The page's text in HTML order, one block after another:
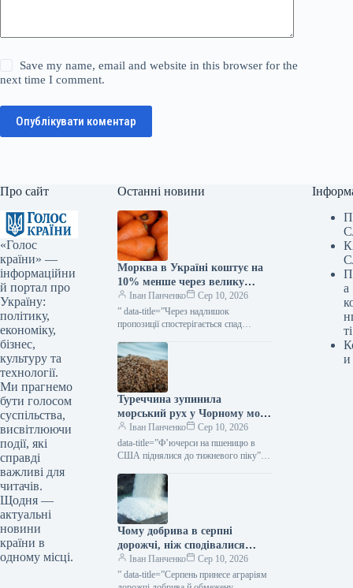
Save my name, email and website in this browser for the
next time I comment.
Опублікувати коментар
Про сайт
«Голос
країни» —
інформаційни
й портал про
Україну:
політику,
економіку,
бізнес,
культуру та
технології.
Ми прагнемо
бути голосом
суспільства,
висвітлюючи
події, які
справді
важливі для
читачів.
Щодня —
актуальні
новини
країни в
одному місці.
Останні новини
Морква в Україні коштує на
10% менше через велику
кількість товару — КУРКУЛЬ
Іван Панченко
Сер 10, 2026
” data-title=”Через надлишок
пропозиції спостерігається спад
url=”https://kurkul.com/news/41876-
cherez-perenasichennya-rinku-
prodavjuye-znijuvatis-tsina-na-morkvu”>
Через надлишок пропозиції
спостерігається спад вартості моркви
10 серпня 2026 61…
Туреччина зупинила
морський рух у Чорному морі
— світові ціни на зерно
зросли — КУРКУЛЬ
Іван Панченко
Сер 10, 2026
data-title=”Ф’ючерси на пшеницю в
США піднялися до тижневого піку”
url=”https://kurkul.com/news/41878-
fyuchersi-na-pshenitsyu-v-ssha-zrosli-
do-tijnevogo-maksimumu”> Ф’ючерси
на пшеницю в США піднялися до
тижневого піку 10…
Чому добрива в серпні
дорожчі, ніж сподівалися
аграрії — КУРКУЛЬ
Іван Панченко
Сер 10, 2026
” data-title=”Серпень принесе аграріям
а
ті
и